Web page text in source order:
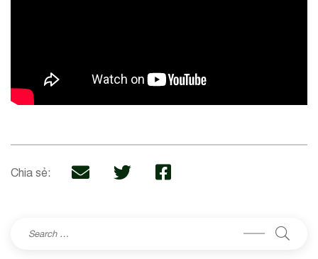
Chia sẻ: